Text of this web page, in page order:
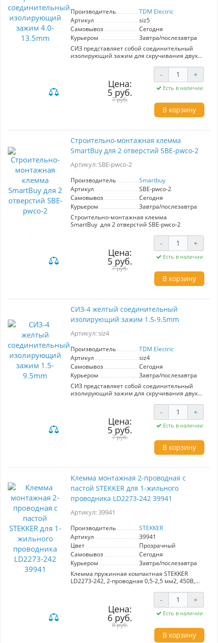
Производитель
TDM Electric
Артикул
siz5
Самовывоз
Сегодня
Курьером
Завтра/послезавтра
СИЗ представляет собой соединительный
изолирующий зажим для скручивания двух
защищает от повреждения место скручивания
Суммарное максимальное сечение - 20 мм2
Суммарное минимальное сечение - 5 мм2
Количество в пакетике - 50 шт
Цена:
5 руб.
7 руб.
- +
Есть в наличии
В корзину
Строительно-монтажная клемма
SmartBuy для 2 отверстий SBE-pwco-2
Артикул: SBE-pwco-2
Производитель
Smartbuy
Артикул
SBE-pwco-2
Самовывоз
Сегодня
Курьером
Завтра/послезавтра
Строительно-монтажная клемма
SmartBuy для 2 отверстий SBE-pwco-2
Цена:
5 руб.
7 руб.
- +
Есть в наличии
В корзину
CИЗ-4 желтый соединительный
изолирующий зажим 1.5-9.5mm
Артикул: siz4
Производитель
TDM Electric
Артикул
siz4
Самовывоз
Сегодня
Курьером
Завтра/послезавтра
СИЗ представляет собой соединительный
изолирующий зажим для скручивания двух
защищает от повреждения место скручивания
Суммарное максимальное сечение - 1мм2
Суммарное минимальное сечение - 3,5 мм2
Количество в пакетике - 50 шт
Цена:
5 руб.
7 руб.
- +
Есть в наличии
В корзину
Клемма монтажная 2-проводная с
пастой STEKKER для 1-жильного
проводника LD2273-242 39941
Артикул: 39941
Производитель
STEKKER
Артикул
39941
Цвет
Прозрачный
Самовывоз
Сегодня
Курьером
Завтра/послезавтра
Клемма пружинная компактная STEKKER
LD2273-242, 2-проводная 0,5-2,5 мм2, 450В,
поликарбонат, латунь, сталь. Тип провода
одножильный, материал провода медь,
температура окружающей среды -20...+40°C
Цена:
6 руб.
8 руб.
- +
Есть в наличии
В корзину